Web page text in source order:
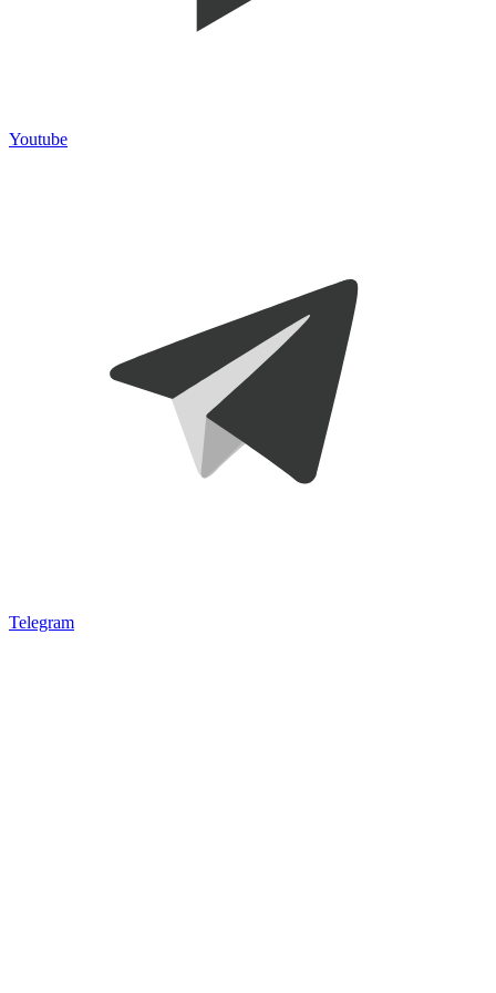
Youtube
Telegram